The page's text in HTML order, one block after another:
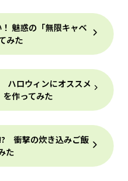
魅惑の「無限キャベ
みた
ハロウィンにオススメ
を作ってみた
衝撃の炊き込みご飯
た